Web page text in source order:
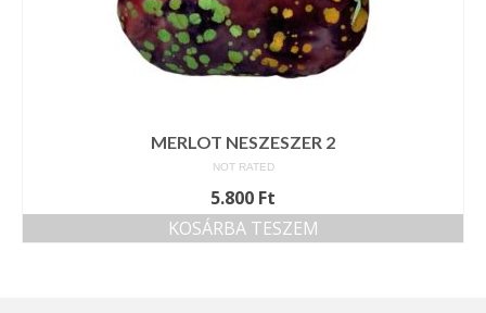
MERLOT NESZESZER 2
NOT RATED
5.800 Ft
KOSÁRBA TESZEM